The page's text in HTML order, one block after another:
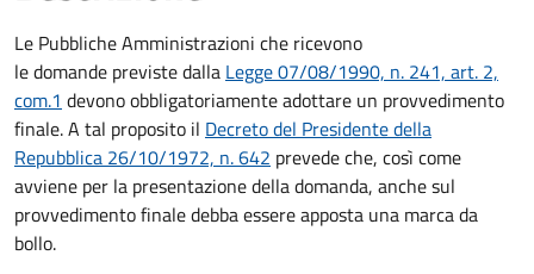
Le Pubbliche Amministrazioni che ricevono
le domande previste dalla Legge 07/08/1990, n. 241, art. 2,
com.1 devono obbligatoriamente adottare un provvedimento
finale. A tal proposito il Decreto del Presidente della
Repubblica 26/10/1972, n. 642 prevede che, così come
avviene per la presentazione della domanda, anche sul
provvedimento finale debba essere apposta una marca da
bollo.